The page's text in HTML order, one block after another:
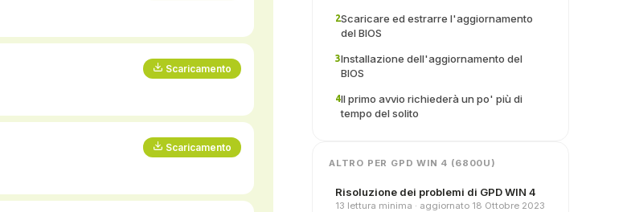
Scaricamento
Scaricamento
2Scaricare ed estrarre l'aggiornamento
del BIOS
3Installazione dell'aggiornamento del
BIOS
4Il primo avvio richiederà un po' più di
tempo del solito
ALTRO PER GPD WIN 4 (6800U)
Risoluzione dei problemi di GPD WIN 4
13 lettura minima · aggiornato 18 Ottobre 2023